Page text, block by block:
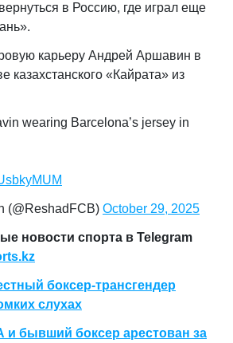
в Россию, где играл еще
карьеру Андрей Аршавин в
казахстанского «Кайрата» из
wearing Barcelona’s jersey in
(@ReshadFCB) October 29, 2025
новости спорта в Telegram
боксер-трансгендер
слухах
и бывший боксер арестован за